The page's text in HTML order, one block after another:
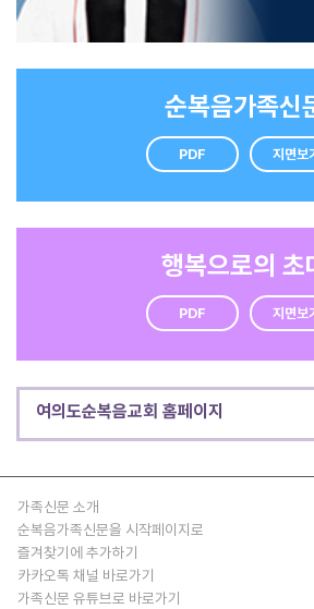
순복음가족신
PDF 지면보
행복으로의 초
PDF 지면보
여의도순복음교회 홈페이지
가족신문 소개
순복음가족신문을 시작페이지로
즐겨찾기에 추가하기
카카오톡 채널 바로가기
가족신문 유튜브로 바로가기